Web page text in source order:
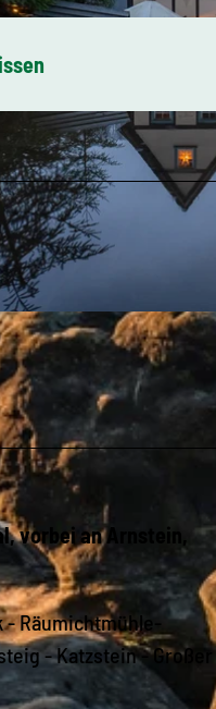
Zieger, Tourismusverband Sächsische Schweiz
vorbei an Arnstein,
- Räumichtmühle-
- Katzstein - Großer